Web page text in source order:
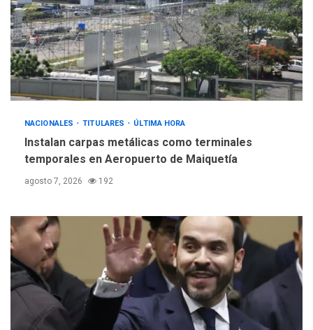
5
debate principios no
nucleares
NACIONALES TITULARES ÚLTIMA HORA
Instalan carpas metálicas como terminales
temporales en Aeropuerto de Maiquetía
agosto 7, 2026 192